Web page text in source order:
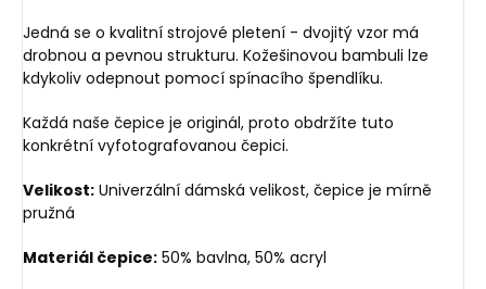
Jedná se o kvalitní strojové pletení - dvojitý vzor má
drobnou a pevnou strukturu. Kožešinovou bambuli lze
kdykoliv odepnout pomocí spínacího špendlíku.
Každá naše čepice je originál, proto obdržíte tuto
konkrétní vyfotografovanou čepici.
Velikost: Univerzální dámská velikost, čepice je mírně
pružná
Materiál čepice: 50% bavlna, 50% acryl